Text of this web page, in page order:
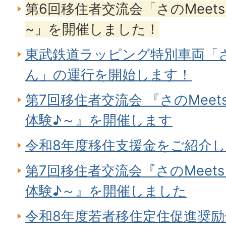
第6回移住者交流会「さの
~」を開催しました！
東武鉄道ラッピング特別車両
ん」の運行を開始します！
第7回移住者交流会 『さの
体験♪～』を開催します
令和8年度移住支援金をご紹介
第7回移住者交流会『さの
体験♪～』を開催しました
令和8年度若者移住定住促進奨